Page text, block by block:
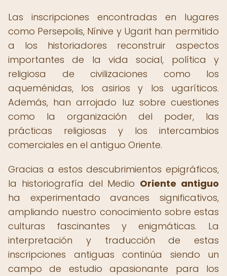
Las inscripciones encontradas en lugares
como Persepolis, Nínive y Ugarit han permitido
a los historiadores reconstruir aspectos
importantes de la vida social, política y
religiosa de civilizaciones como los
aqueménidas, los asirios y los ugaríticos.
Además, han arrojado luz sobre cuestiones
como la organización del poder, las
prácticas religiosas y los intercambios
comerciales en el antiguo Oriente.
Gracias a estos descubrimientos epigráficos,
la historiografía del Medio Oriente antiguo
ha experimentado avances significativos,
ampliando nuestro conocimiento sobre estas
culturas fascinantes y enigmáticas. La
interpretación y traducción de estas
inscripciones antiguas continúa siendo un
campo de estudio apasionante para los